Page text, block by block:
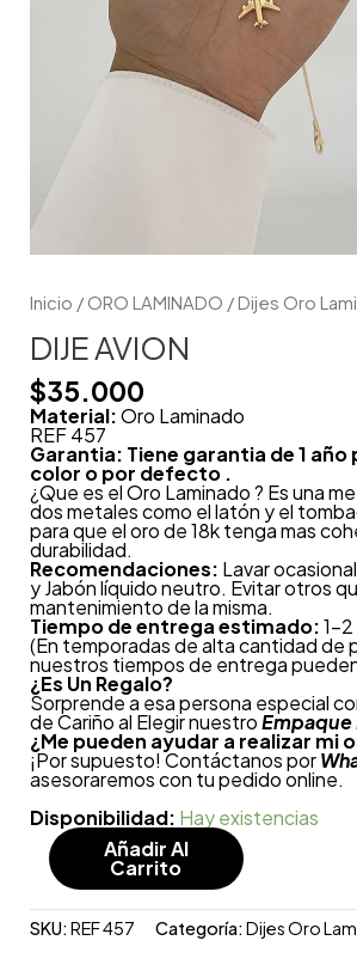
Inicio / ORO LAMINADO /Dijes Oro
DIJE AVION
$35.000
Material:Oro Laminado
REF 457
Garantia: Tiene garantia de 1
color o por defecto .
¿Que es el Oro Laminado ? Es una
dos metales como el latón y el
para que el oro de 18k tenga mas
durabilidad.
Recomendaciones: Lavar
y Jabón líquido neutro. Evitar otros
mantenimiento de la misma.
Tiempo de entrega estimado:1-2
(En temporadas de alta cantidad de
nuestros tiempos de entrega
¿Es Un Regalo?
Sorprende a esa persona especial
de Cariño al Elegir nuestroEmpaque
¿Me pueden ayudar a realizar mi
¡Por supuesto! Contáctanos por
asesoraremos con tu pedido online.
Disponibilidad: Hay existencias
Añadir Al
Carrito
SKU:REF 457 Categoría:Dijes Oro